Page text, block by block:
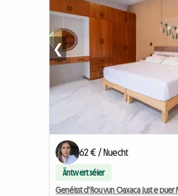
❮
62 € / Nuecht
Äntwert séier
Genéisst d'Rou vun Oaxaca just e